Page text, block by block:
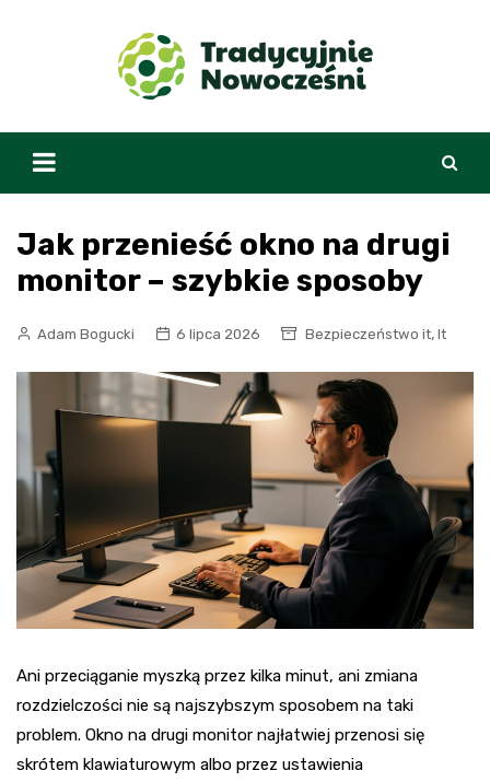
Jak przenieść okno na drugi
monitor – szybkie sposoby
Adam Bogucki 6 lipca 2026 Bezpieczeństwo it, It
Ani przeciąganie myszką przez kilka minut, ani zmiana
rozdzielczości nie są najszybszym sposobem na taki
problem. Okno na drugi monitor najłatwiej przenosi się
skrótem klawiaturowym albo przez ustawienia